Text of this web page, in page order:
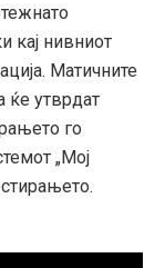
кај нивниот
Матичните
ќе утврдат
го
„Мој